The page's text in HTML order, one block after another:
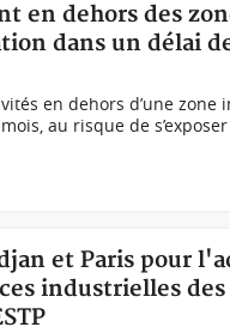
en dehors des
dans un délai
en dehors d’une zone
au risque de
et Paris pour
industrielles